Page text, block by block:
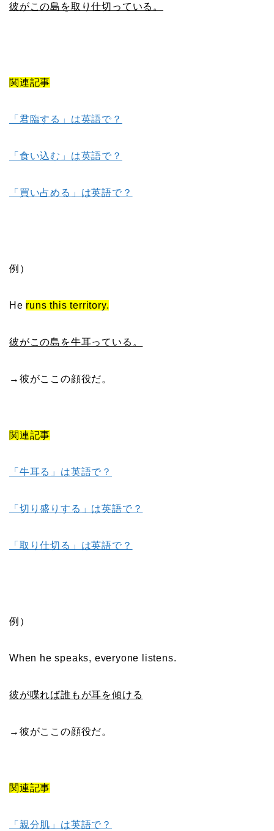
彼がこの島を取り仕切っている。
関連記事
「君臨する」は英語で？
「食い込む」は英語で？
「買い占める」は英語で？
例）
He runs this territory.
彼がこの島を牛耳っている。
→彼がここの顔役だ。
関連記事
「牛耳る」は英語で？
「切り盛りする」は英語で？
「取り仕切る」は英語で？
例）
When he speaks, everyone listens.
彼が喋れば誰もが耳を傾ける
→彼がここの顔役だ。
関連記事
「親分肌」は英語で？